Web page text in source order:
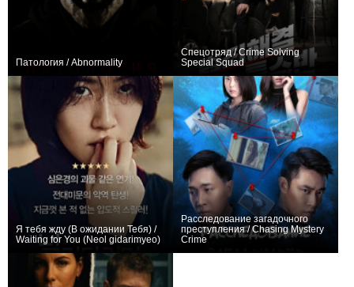
Патология / Abnormality
Спецотряд / Crime Solving
Special Squad
Я тебя жду (В ожидании Тебя) /
Waiting for You (Neol gidarimyeo)
Расследование загадочного
преступления / Chasing Mystery
Crime